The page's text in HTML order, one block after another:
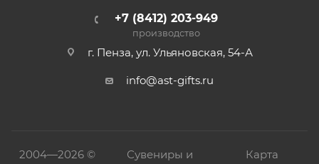
+7 (8412) 203-949
производство
г. Пенза, ул. Ульяновская, 54-А
info@ast-gifts.ru
2004—2026 © Сувениры и Карта